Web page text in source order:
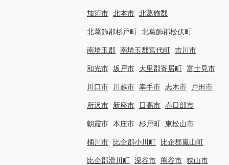
加須市 北本市 北葛飾郡
北葛飾郡杉戸町 北葛飾郡松伏町
南埼玉郡 南埼玉郡宮代町 吉川市
和光市 坂戸市 大里郡寄居町 富士見市
川口市 川越市 幸手市 志木市 戸田市
所沢市 新座市 日高市 春日部市
朝霞市 本庄市 杉戸町 東松山市
桶川市 比企郡小川町 比企郡嵐山町
比企郡滑川町 深谷市 熊谷市 狭山市